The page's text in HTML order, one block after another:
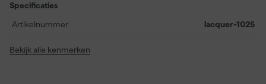
Specificaties
Artikelnummer
lacquer-1025
Bekijk alle kenmerken